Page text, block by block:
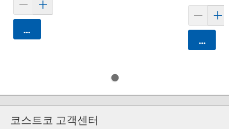
카트에 담기
카트에
코스트코 고객센터